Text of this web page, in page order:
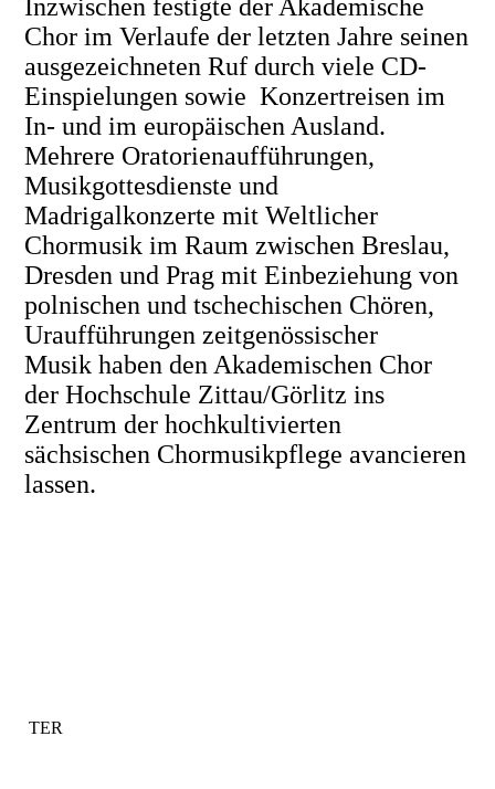
Inzwischen festigte der Akademische
Chor im Verlaufe der letzten Jahre seinen
ausgezeichneten Ruf durch viele CD-
Einspielungen sowie Konzertreisen im
In- und im europäischen Ausland.
Mehrere Oratorienaufführungen,
Musikgottesdienste und
Madrigalkonzerte mit Weltlicher
Chormusik im Raum zwischen Breslau,
Dresden und Prag mit Einbeziehung von
polnischen und tschechischen Chören,
Uraufführungen zeitgenössischer
Musik haben den Akademischen Chor
der Hochschule Zittau/Görlitz ins
Zentrum der hochkultivierten
sächsischen Chormusikpflege avancieren
lassen.
TER